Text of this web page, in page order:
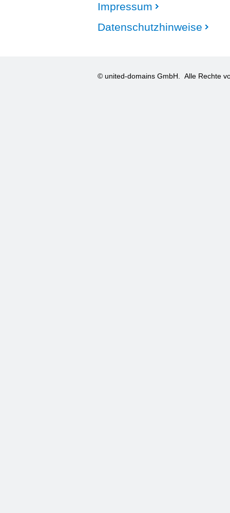
Impressum
Datenschutzhinweise
© united-domains GmbH. Alle Rechte